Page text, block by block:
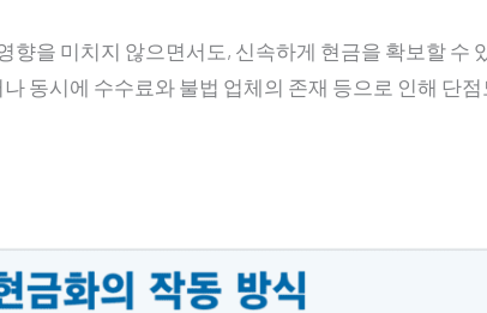
향을 미치지 않으면서도, 신속하게 현금을 확보할 수
동시에 수수료와 불법 업체의 존재 등으로 인해 단